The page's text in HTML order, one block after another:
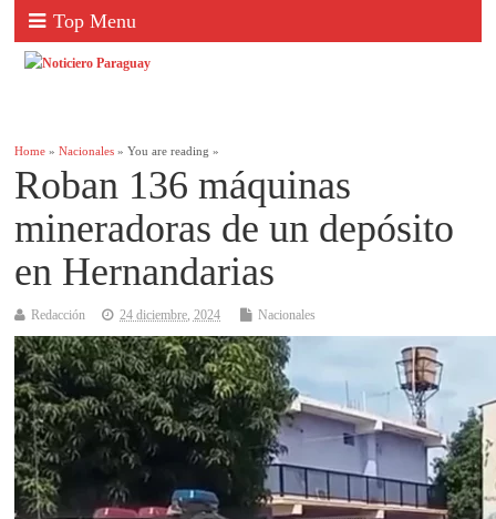
Top Menu
Home »Nacionales » You are reading »
Roban 136 máquinas
mineradoras de un depósito
en Hernandarias
Redacción 24 diciembre, 2024 Nacionales